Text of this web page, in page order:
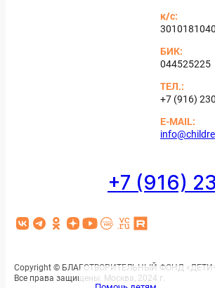
к/с:
БИК:
044525225
ТЕЛ.:
+7 (916)
E-MAIL:
+7 (916)
V T
l
О
­
Я
­
Y
u
Н
О
V
T
Copyright © БЛА­ГОТ­ВО­РИ­ТЕЛЬ­НЫЙ ФОНД
Все пра­ва за­щи­ще­ны. Мос­ква, 2024 г.